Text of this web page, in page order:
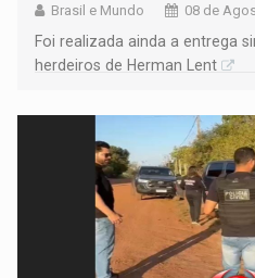
Brasil e Mundo 08 de
Foi realizada ainda a entrega
herdeiros de Herman Lent